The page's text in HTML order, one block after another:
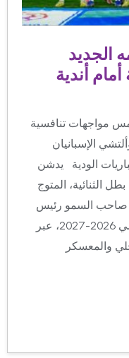
الجديد
أندية
مواجهات تنافسية
الإسبانيان
الودية يدشن
الثنائية، المتوج
صاحب السمو رئيس
الدولة، مرحلة الإعداد للموسم الرياضي 2026-2027، عبر
والمعسكر